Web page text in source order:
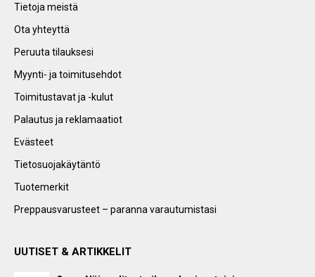
Tietoja meistä
Ota yhteyttä
Peruuta tilauksesi
Myynti- ja toimitusehdot
Toimitustavat ja -kulut
Palautus ja reklamaatiot
Evästeet
Tietosuojakäytäntö
Tuotemerkit
Preppausvarusteet – paranna varautumistasi
UUTISET & ARTIKKELIT